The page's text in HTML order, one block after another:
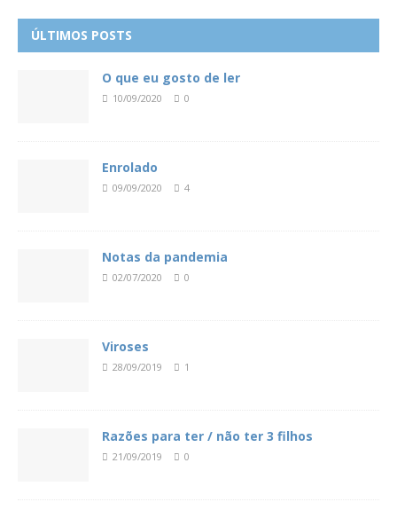
ÚLTIMOS POSTS
O que eu gosto de ler
10/09/2020 0
Enrolado
09/09/2020 4
Notas da pandemia
02/07/2020 0
Viroses
28/09/2019 1
Razões para ter / não ter 3 filhos
21/09/2019 0